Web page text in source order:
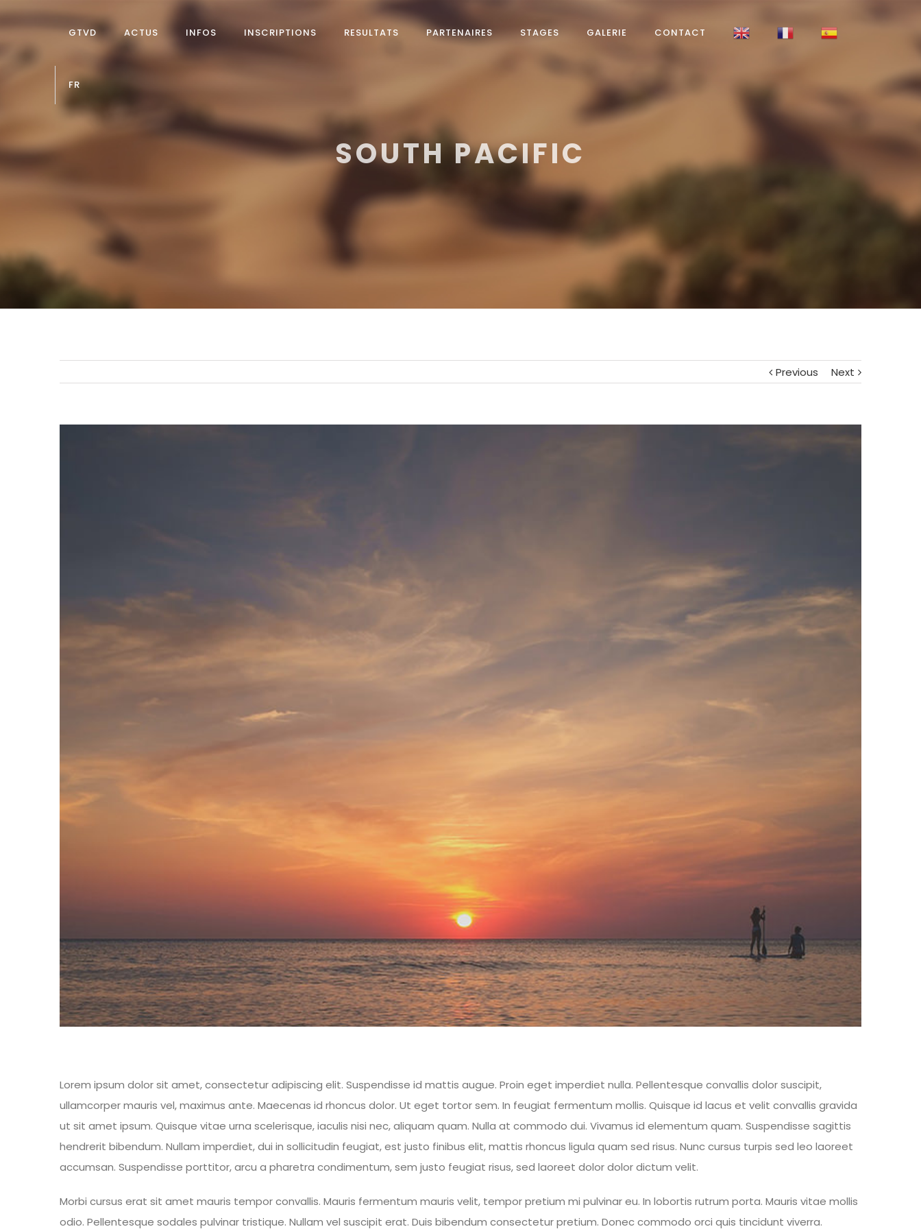
GTVD ACTUS INFOS INSCRIPTIONS RESULTATS PARTENAIRES STAGES GALERIE CONTACT
FR
SOUTH PACIFIC
Previous Next
Lorem ipsum dolor sit amet, consectetur adipiscing elit. Suspendisse id mattis augue. Proin eget imperdiet nulla. Pellentesque convallis dolor suscipit,
ullamcorper mauris vel, maximus ante. Maecenas id rhoncus dolor. Ut eget tortor sem. In feugiat fermentum mollis. Quisque id lacus et velit convallis gravida
ut sit amet ipsum. Quisque vitae urna scelerisque, iaculis nisi nec, aliquam quam. Nulla at commodo dui. Vivamus id elementum quam. Suspendisse sagittis
hendrerit bibendum. Nullam imperdiet, dui in sollicitudin feugiat, est justo finibus elit, mattis rhoncus ligula quam sed risus. Nunc cursus turpis sed leo laoreet
accumsan. Suspendisse porttitor, arcu a pharetra condimentum, sem justo feugiat risus, sed laoreet dolor dolor dictum velit.
Morbi cursus erat sit amet mauris tempor convallis. Mauris fermentum mauris velit, tempor pretium mi pulvinar eu. In lobortis rutrum porta. Mauris vitae mollis
odio. Pellentesque sodales pulvinar tristique. Nullam vel suscipit erat. Duis bibendum consectetur pretium. Donec commodo orci quis tincidunt viverra.